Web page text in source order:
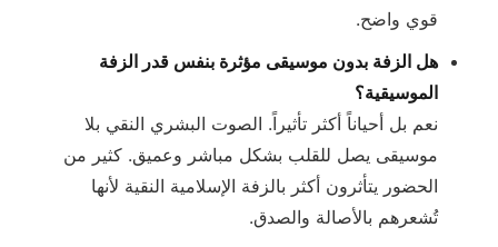
قوي واضح.
هل الزفة بدون موسيقى مؤثرة بنفس قدر الزفة
الموسيقية؟
نعم بل أحياناً أكثر تأثيراً. الصوت البشري النقي بلا
موسيقى يصل للقلب بشكل مباشر وعميق. كثير من
الحضور يتأثرون أكثر بالزفة الإسلامية النقية لأنها
تُشعرهم بالأصالة والصدق.